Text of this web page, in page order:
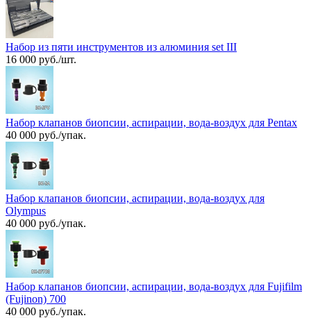
Набор из пяти инструментов из алюминия set III
16 000 руб./шт.
Набор клапанов биопсии, аспирации, вода-воздух для Pentax
40 000 руб./упак.
Набор клапанов биопсии, аспирации, вода-воздух для
Olympus
40 000 руб./упак.
Набор клапанов биопсии, аспирации, вода-воздух для Fujifilm
(Fujinon) 700
40 000 руб./упак.